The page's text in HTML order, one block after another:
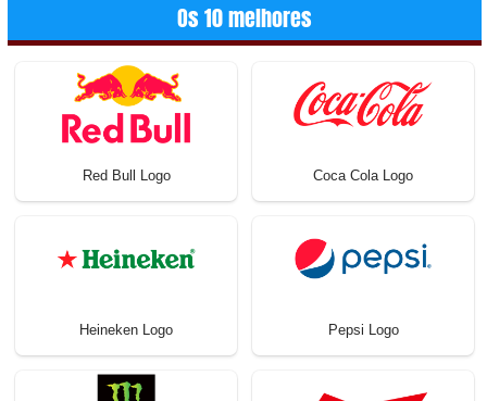
Os 10 melhores
Red Bull Logo Coca Cola Logo
Heineken Logo Pepsi Logo